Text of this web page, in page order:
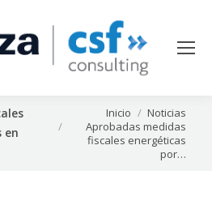
en
Inicio
Noticias
Aprobadas medidas
fiscales energéticas
por…